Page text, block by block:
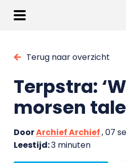
Terug naar overzicht
Terpstra:
morsen
DoorArchief Archief, 07
Leestijd:3 minuten